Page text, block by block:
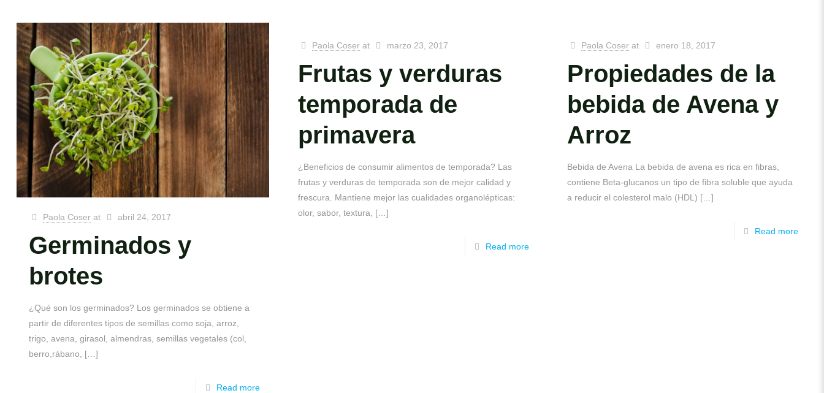
Paola Coser at abril 24, 2017
Germinados y
brotes
¿Qué son los germinados? Los germinados se obtiene a
partir de diferentes tipos de semillas como soja, arroz,
trigo, avena, girasol, almendras, semillas vegetales (col,
berro,rábano,
[…]
Read more
Paola Coser at marzo 23, 2017
Frutas y verduras
temporada de
primavera
¿Beneficios de consumir alimentos de temporada? Las
frutas y verduras de temporada son de mejor calidad y
frescura. Mantiene mejor las cualidades organolépticas:
olor, sabor, textura,
[…]
Read more
Paola Coser at enero 18, 2017
Propiedades de la
bebida de Avena y
Arroz
Bebida de Avena La bebida de avena es rica en fibras,
contiene Beta-glucanos un tipo de fibra soluble que ayuda
a reducir el colesterol malo (HDL) […]
Read more